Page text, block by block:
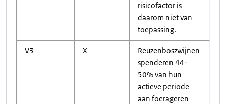
risicofactor is
daarom niet van
toepassing.
V3 X
Reuzenboszwijnen
spenderen 44-
50% van hun
actieve periode
aan foerageren